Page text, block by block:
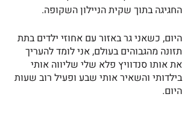
החגיגה בתוך שקית הניילון השקופה.
היום, כשאני גר באזור עם אחוזי ילדים בתת
תזונה מהגבוהים בעולם, אני לומד להעריך
את אותו סנדוויץ פלא שלי שליווה אותי
בילדותי והשאיר אותי שבע ופעיל רוב שעות
היום.